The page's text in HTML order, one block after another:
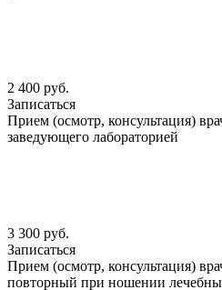
2 400 руб.
Записаться
Прием (осмотр, консультация)
заведующего
3 300 руб.
Записаться
Прием (осмотр, консультация)
повторный при ношении